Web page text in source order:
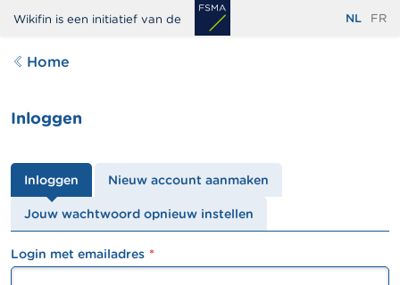
Overslaan
naar
gaan
Wikifin is een initiatief van de NL FR
Home
Inloggen
Primaire
tabs
Inloggen Nieuw account aanmaken
Jouw wachtwoord opnieuw instellen
textfield
Login met emailadres